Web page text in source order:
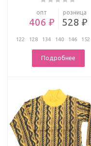
опт
406 ₽
розница
528 ₽
122 128 134 140 146 152
Подробнее